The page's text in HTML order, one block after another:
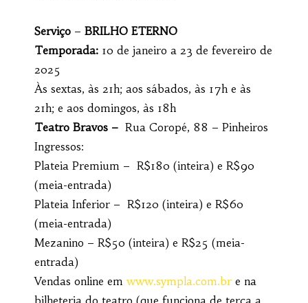
Serviço – BRILHO ETERNO
Temporada: 10 de janeiro a 23 de fevereiro de
2025
Às sextas, às 21h; aos sábados, às 17h e às
21h; e aos domingos, às 18h
Teatro Bravos – Rua Coropé, 88 – Pinheiros
Ingressos:
Plateia Premium – R$180 (inteira) e R$90
(meia-entrada)
Plateia Inferior – R$120 (inteira) e R$60
(meia-entrada)
Mezanino – R$50 (inteira) e R$25 (meia-
entrada)
Vendas online em www.sympla.com.br e na
bilheteria do teatro (que funciona de terça a